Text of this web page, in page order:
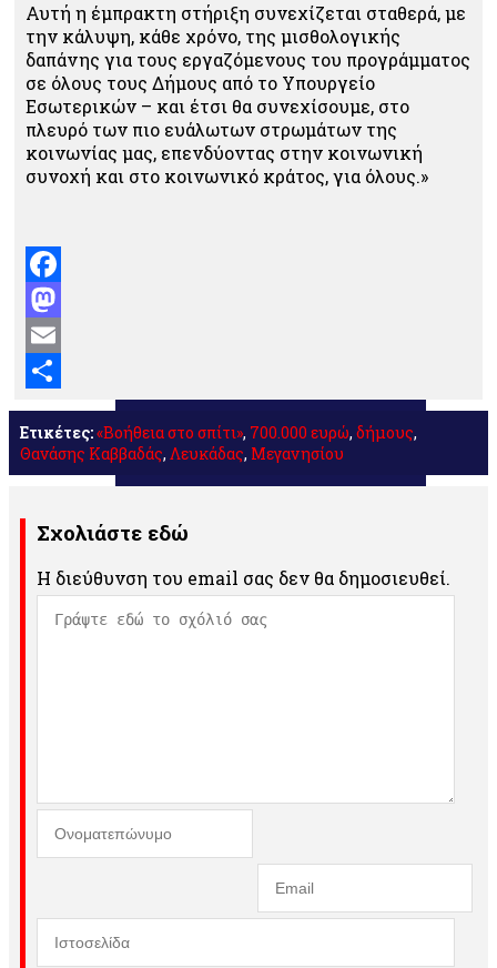
Αυτή η έμπρακτη στήριξη συνεχίζεται σταθερά, με
την κάλυψη, κάθε χρόνο, της μισθολογικής
δαπάνης για τους εργαζόμενους του προγράμματος
σε όλους τους Δήμους από το Υπουργείο
Εσωτερικών – και έτσι θα συνεχίσουμε, στο
πλευρό των πιο ευάλωτων στρωμάτων της
κοινωνίας μας, επενδύοντας στην κοινωνική
συνοχή και στο κοινωνικό κράτος, για όλους.»
Facebook
Mastodon
Email
Μοιραστείτε
Ετικέτες:«Βοήθεια στο σπίτι», 700.000 ευρώ, δήμους,
Θανάσης Καββαδάς, Λευκάδας, Μεγανησίου
Σχολιάστε εδώ
Η διεύθυνση του email σας δεν θα δημοσιευθεί.